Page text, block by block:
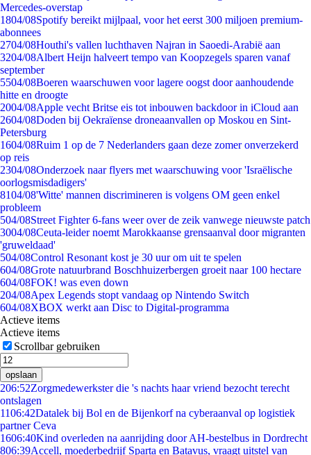
Mercedes-overstap
1804/08Spotify bereikt mijlpaal, voor het eerst 300 miljoen premium-
abonnees
2704/08Houthi's vallen luchthaven Najran in Saoedi-Arabië aan
3204/08Albert Heijn halveert tempo van Koopzegels sparen vanaf
september
5504/08Boeren waarschuwen voor lagere oogst door aanhoudende
hitte en droogte
2004/08Apple vecht Britse eis tot inbouwen backdoor in iCloud aan
2604/08Doden bij Oekraïense droneaanvallen op Moskou en Sint-
Petersburg
1604/08Ruim 1 op de 7 Nederlanders gaan deze zomer onverzekerd
op reis
2304/08Onderzoek naar flyers met waarschuwing voor 'Israëlische
oorlogsmisdadigers'
8104/08'Witte' mannen discrimineren is volgens OM geen enkel
probleem
504/08Street Fighter 6-fans weer over de zeik vanwege nieuwste patch
3004/08Ceuta-leider noemt Marokkaanse grensaanval door migranten
'gruweldaad'
504/08Control Resonant kost je 30 uur om uit te spelen
604/08Grote natuurbrand Boschhuizerbergen groeit naar 100 hectare
604/08FOK! was even down
204/08Apex Legends stopt vandaag op Nintendo Switch
604/08XBOX werkt aan Disc to Digital-programma
Actieve items
Actieve items
Scrollbar gebruiken
opslaan
206:52Zorgmedewerkster die 's nachts haar vriend bezocht terecht
ontslagen
1106:42Datalek bij Bol en de Bijenkorf na cyberaanval op logistiek
partner Ceva
1606:40Kind overleden na aanrijding door AH-bestelbus in Dordrecht
806:39Accell, moederbedrijf Sparta en Batavus, vraagt uitstel van